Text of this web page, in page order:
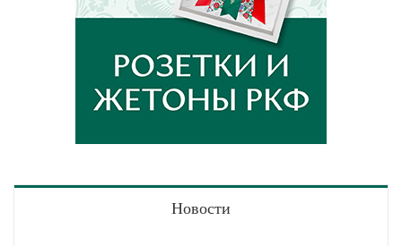
Новости